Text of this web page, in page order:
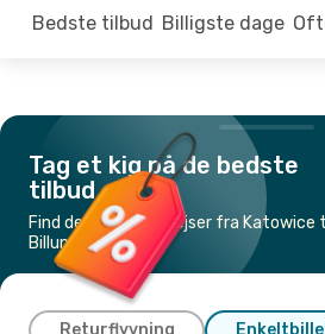
Bedste tilbud Billigste dage
Tag et kig på de bedste
tilbud
Find de billigste flyrejser fra Katowice
Billund
Returflyvning